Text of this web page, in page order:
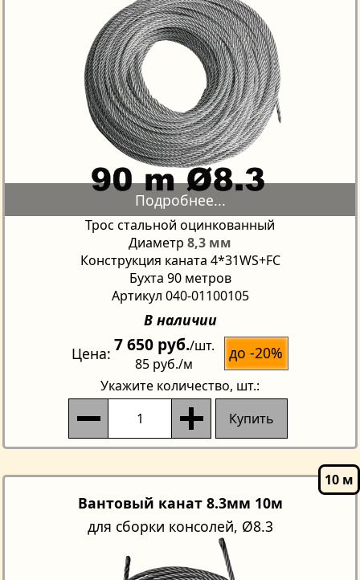
Трос стальной оцинкованный
Диаметр 8,3 мм
Конструкция каната 4*31WS+FC
Бухта 90 метров
Артикул 040-01100105
В наличии
Цена 7 650 руб./шт.
85 руб./м
до -20%
Укажите количество, шт.:
Купить
Вантовый канат 8.3мм 10м
для сборки консолей, Ø8.3